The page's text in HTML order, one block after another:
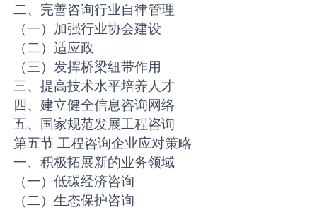
二、完善咨询行业自律管理
（一）加强行业协会建设
（二）适应政
（三）发挥桥梁纽带作用
三、提高技术水平培养人才
四、建立健全信息咨询网络
五、国家规范发展工程咨询
第五节 工程咨询企业应对策略
一、积极拓展新的业务领域
（一）低碳经济咨询
（二）生态保护咨询